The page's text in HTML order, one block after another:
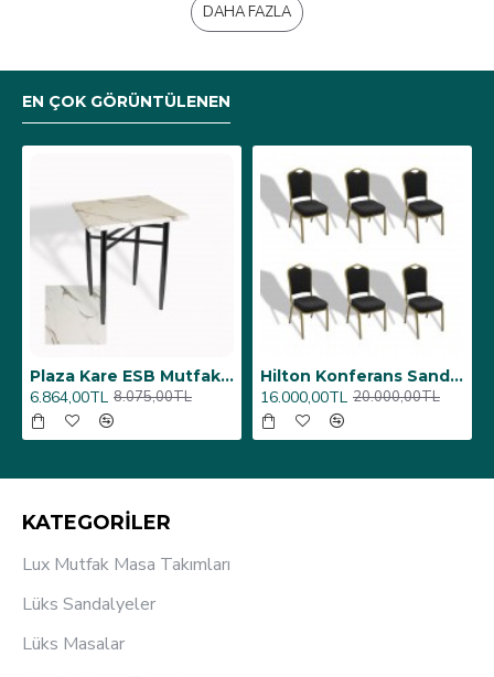
DAHA FAZLA
EN ÇOK GÖRÜNTÜLENEN
Üst Üste Konan Hilton Konferans Sandalye - (4 Adet)
12.000,00TL 15.000,00TL
Porselen Masa Tablası 80X160
26.350,00TL 31.000,00TL
KATEGORİLER
Lux Mutfak Masa Takımları
Lüks Sandalyeler
Lüks Masalar